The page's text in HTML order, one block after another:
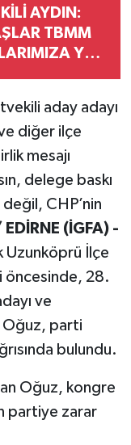
AYDIN:
TBMM
YÖN
aday adayı
diğer ilçe
mesajı
delege baskı
CHP’nin
(İGFA) -
Uzunköprü İlçe
öncesinde, 28.
ve
Oğuz, parti
bulundu.
Oğuz, kongre
partiye zarar